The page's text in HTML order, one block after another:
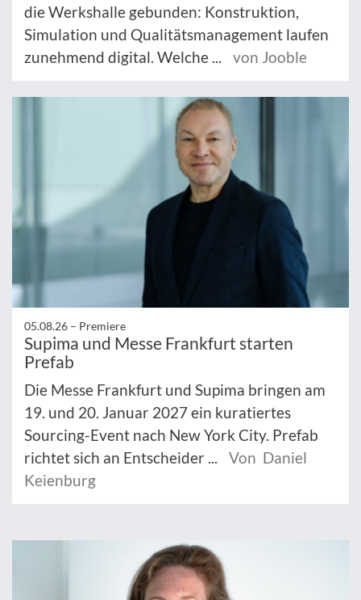
die Werkshalle gebunden: Konstruktion,
Simulation und Qualitätsmanagement laufen
zunehmend digital. Welche ...
von Jooble
05.08.26 – Premiere
Supima und Messe Frankfurt starten
Prefab
Die Messe Frankfurt und Supima bringen am
19. und 20. Januar 2027 ein kuratiertes
Sourcing-Event nach New York City. Prefab
richtet sich an Entscheider ...
Von Daniel
Keienburg